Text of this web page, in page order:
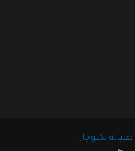
صيانة تكنوجاز